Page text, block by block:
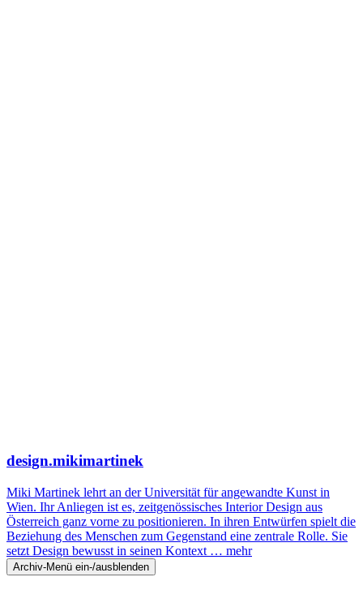
design.mikimartinek
Miki Martinek lehrt an der Universität für angewandte Kunst in
Wien. Ihr Anliegen ist es, zeitgenössisches Interior Design aus
Österreich ganz vorne zu positionieren. In ihren Entwürfen spielt die
Beziehung des Menschen zum Gegenstand eine zentrale Rolle. Sie
setzt Design bewusst in seinen Kontext … mehr
Archiv-Menü ein-/ausblenden